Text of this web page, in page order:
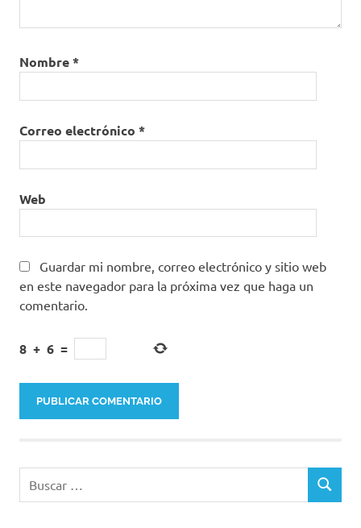
Nombre*
Correo electrónico *
Web
Guardar mi nombre, correo electrónico y sitio web
en este navegador para la próxima vez que haga un
comentario.
8 + 6 =
BUSCAR